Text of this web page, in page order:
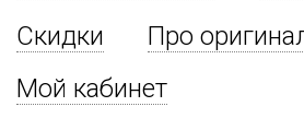
Скидки
Про
Мой кабинет